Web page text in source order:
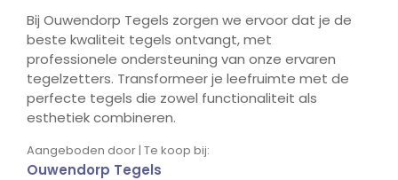
Bij Ouwendorp Tegels zorgen we ervoor dat je de
beste kwaliteit tegels ontvangt, met
professionele ondersteuning van onze ervaren
tegelzetters. Transformeer je leefruimte met de
perfecte tegels die zowel functionaliteit als
esthetiek combineren.
Aangeboden door | Te koop bij:
Ouwendorp Tegels